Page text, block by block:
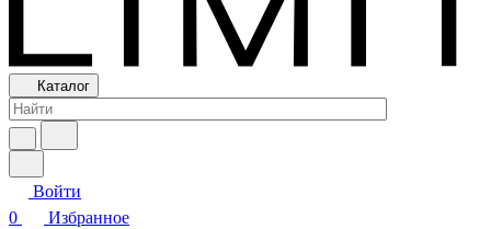
Каталог
Войти
0
Избранное